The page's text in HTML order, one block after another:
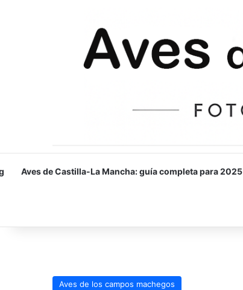
Aves de Castilla-La Mancha: guía completa para 2025
Aves de los campos machegos